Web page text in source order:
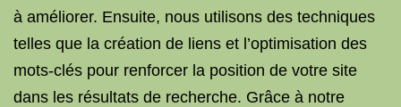
à améliorer. Ensuite, nous utilisons des techniques
telles que la création de liens et l’optimisation des
mots-clés pour renforcer la position de votre site
dans les résultats de recherche. Grâce à notre